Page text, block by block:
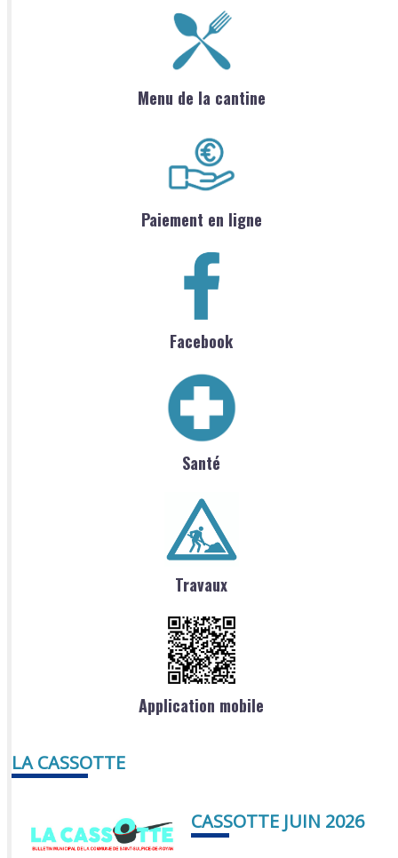
Menu de la cantine
Paiement en ligne
Facebook
Santé
Travaux
Application mobile
LA CASSOTTE
CASSOTTE JUIN 2026